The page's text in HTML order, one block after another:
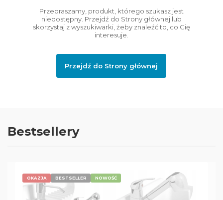
Przepraszamy, produkt, którego szukasz jest
niedostępny. Przejdź do Strony głównej lub
skorzystaj z wyszukiwarki, żeby znaleźć to, co Cię
interesuje.
Przejdź do Strony głównej
Bestsellery
OKAZJA BESTSELLER NOWOŚĆ